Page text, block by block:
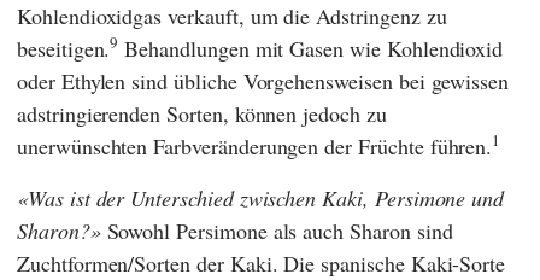
Kohlendioxidgas verkauft, um die Adstringenz zu
beseitigen.9 Behandlungen mit Gasen wie Kohlendioxid
oder Ethylen sind übliche Vorgehensweisen bei gewissen
adstringierenden Sorten, können jedoch zu
unerwünschten Farbveränderungen der Früchte führen.1
Was ist der Unterschied zwischen Kaki, Persimone und
Sharon? Sowohl Persimone als auch Sharon sind
Zuchtformen/Sorten der Kaki. Die spanische Kaki-Sorte